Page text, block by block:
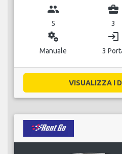
group
5
business_center
3
miscellaneous_services
Manuale
login
3
VISUALIZZA I